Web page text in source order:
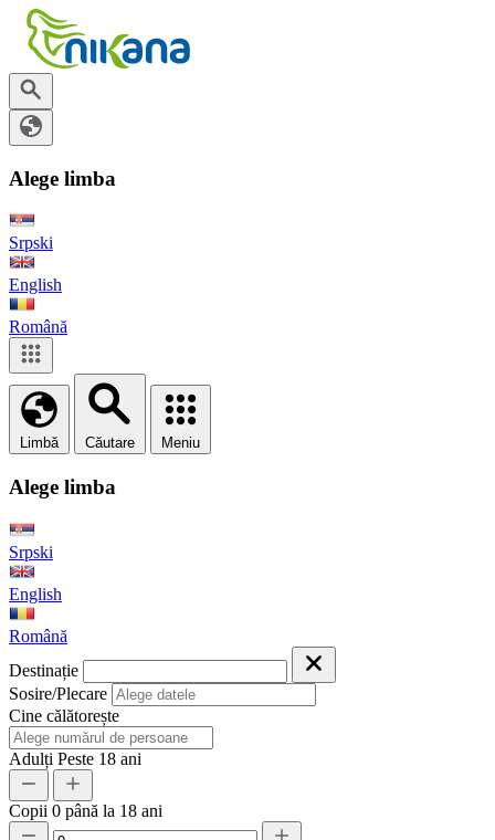
Alege limba
Srpski
English
Română
Limbă Căutare Meniu
Alege limba
Srpski
English
Română
Destinație
Sosire/Plecare
Cine călătorește
Adulți Peste 18 ani
Copii 0 până la 18 ani